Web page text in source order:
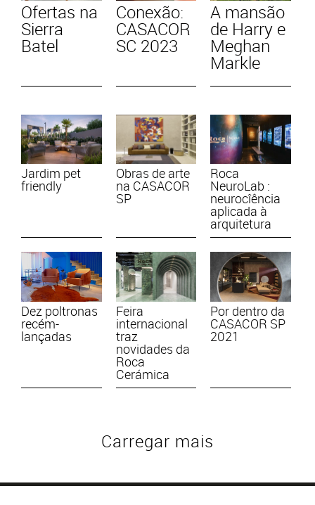
Ofertas na
Sierra
Batel
Conexão:
CASACOR
SC 2023
A mansão
de Harry e
Meghan
Markle
Jardim pet
friendly
Obras de arte
na CASACOR
SP
Roca
NeuroLab :
neurocîência
aplicada à
arquitetura
Dez poltronas
recém-
lançadas
Feira
internacional
traz
novidades da
Roca
Cerámica
Por dentro da
CASACOR SP
2021
Carregar mais